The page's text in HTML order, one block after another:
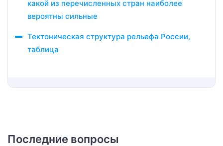
какой из перечисленных стран наиболее
вероятны сильные
Тектоническая структура рельефа России,
таблица
Последние вопросы